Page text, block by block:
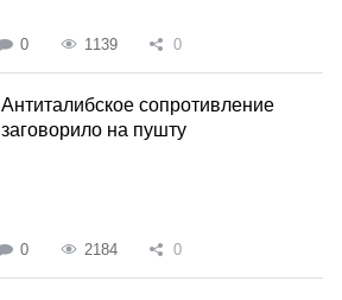
0 1139 0
Антиталибское сопротивление
заговорило на пушту
0 2184 0